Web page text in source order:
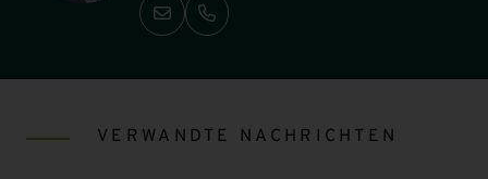
Anrufen: +49-351-2138 130
VERWANDTE NACHRICHTEN